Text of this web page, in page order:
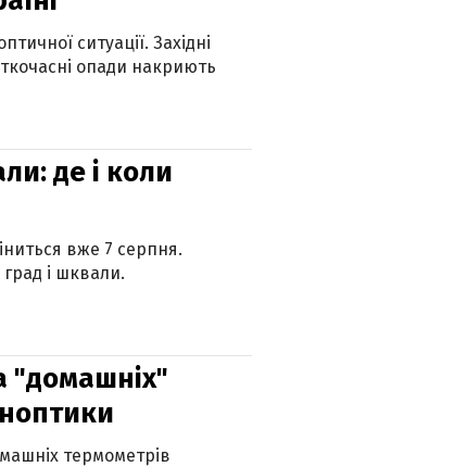
ситуації. Західні
опади накриють
де і коли
вже 7 серпня.
і шквали.
"домашніх"
термометрів